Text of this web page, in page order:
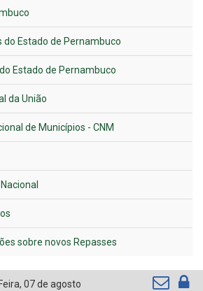
do Estado de Pernambuco
Estado de Pernambuco
da União
de Municípios - CNM
sobre novos Repasses
, 07 de agosto